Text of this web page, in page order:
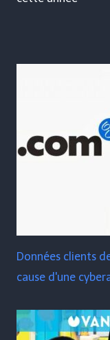
Données clients
cause d'une